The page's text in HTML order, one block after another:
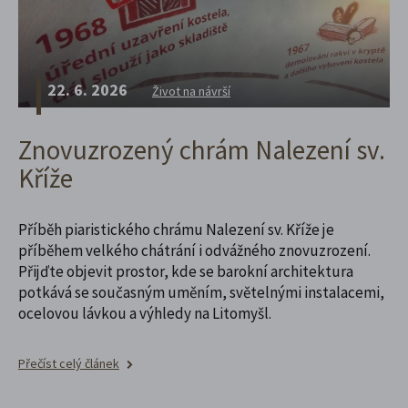
22. 6. 2026 Život na návrší
Znovuzrozený chrám Nalezení sv.
Kříže
Příběh piaristického chrámu Nalezení sv. Kříže je
příběhem velkého chátrání i odvážného znovuzrození.
Přijďte objevit prostor, kde se barokní architektura
potkává se současným uměním, světelnými instalacemi,
ocelovou lávkou a výhledy na Litomyšl.
Přečíst celý článek